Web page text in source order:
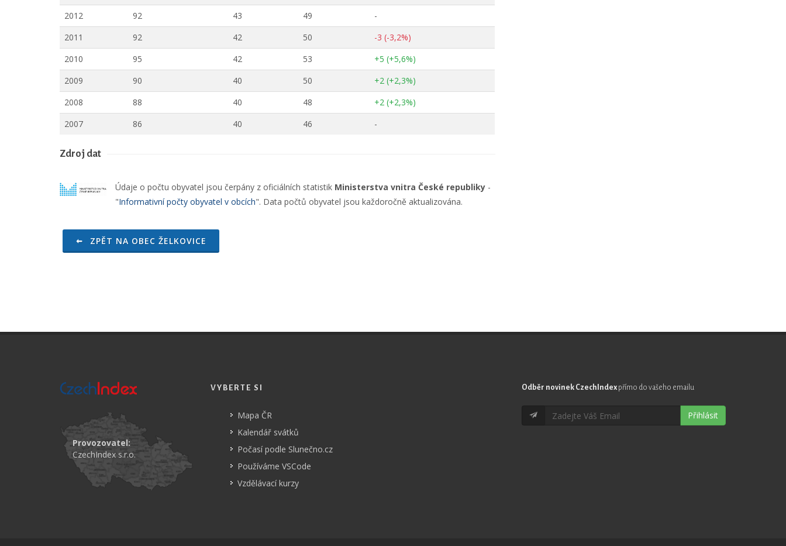
2012
92 43 49
-
2011
92 42 50
-3 (-3,2%)
2010
95 42 53
+5 (+5,6%)
2009
90 40 50
+2 (+2,3%)
2008
88 40 48
+2 (+2,3%)
2007
86 40 46 -
Zdroj dat
Údaje o počtu obyvatel jsou čerpány z oficiálních statistik Ministerstva vnitra České republiky -
"Informativní počty obyvatel v obcích". Data počtů obyvatel jsou každoročně aktualizována.
ZPĚT NA OBEC ŽELKOVICE
Provozovatel:
CzechIndex s.r.o.
VYBERTE SI
Mapa ČR
Kalendář svátků
Počasí podle Slunečno.cz
Používáme VSCode
Vzdělávací kurzy
Odběr novinek CzechIndex přímo do vašeho emailu
Přihlásit